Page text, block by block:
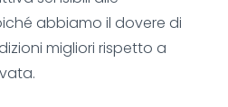
abbiamo il dovere di
migliori rispetto a